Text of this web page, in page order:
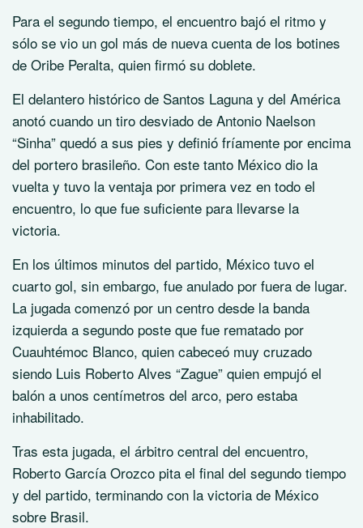
Para el segundo tiempo, el encuentro bajó el ritmo y
sólo se vio un gol más de nueva cuenta de los botines
de Oribe Peralta, quien firmó su doblete.
El delantero histórico de Santos Laguna y del América
anotó cuando un tiro desviado de Antonio Naelson
“Sinha” quedó a sus pies y definió fríamente por encima
del portero brasileño. Con este tanto México dio la
vuelta y tuvo la ventaja por primera vez en todo el
encuentro, lo que fue suficiente para llevarse la
victoria.
En los últimos minutos del partido, México tuvo el
cuarto gol, sin embargo, fue anulado por fuera de lugar.
La jugada comenzó por un centro desde la banda
izquierda a segundo poste que fue rematado por
Cuauhtémoc Blanco, quien cabeceó muy cruzado
siendo Luis Roberto Alves “Zague” quien empujó el
balón a unos centímetros del arco, pero estaba
inhabilitado.
Tras esta jugada, el árbitro central del encuentro,
Roberto García Orozco pita el final del segundo tiempo
y del partido, terminando con la victoria de México
sobre Brasil.